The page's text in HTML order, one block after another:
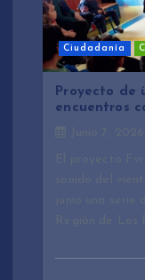
Ciudadanía
Proyecto de
encuentros